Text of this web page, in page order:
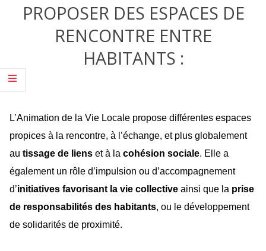
PROPOSER DES ESPACES DE
RENCONTRE ENTRE
HABITANTS :
L’Animation de la Vie Locale propose différentes espaces
propices à la rencontre, à l’échange, et plus globalement
au tissage de liens et à la cohésion sociale. Elle a
également un rôle d’impulsion ou d’accompagnement
d’initiatives favorisant la vie collective ainsi que la prise
de responsabilités des habitants, ou le développement
de solidarités de proximité.